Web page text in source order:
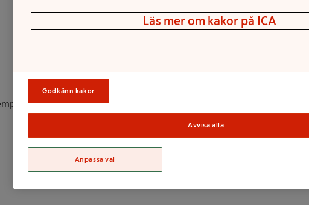
Läs mer om kakor på ICA
Godkänn kakor
Avvisa alla
Anpassa val